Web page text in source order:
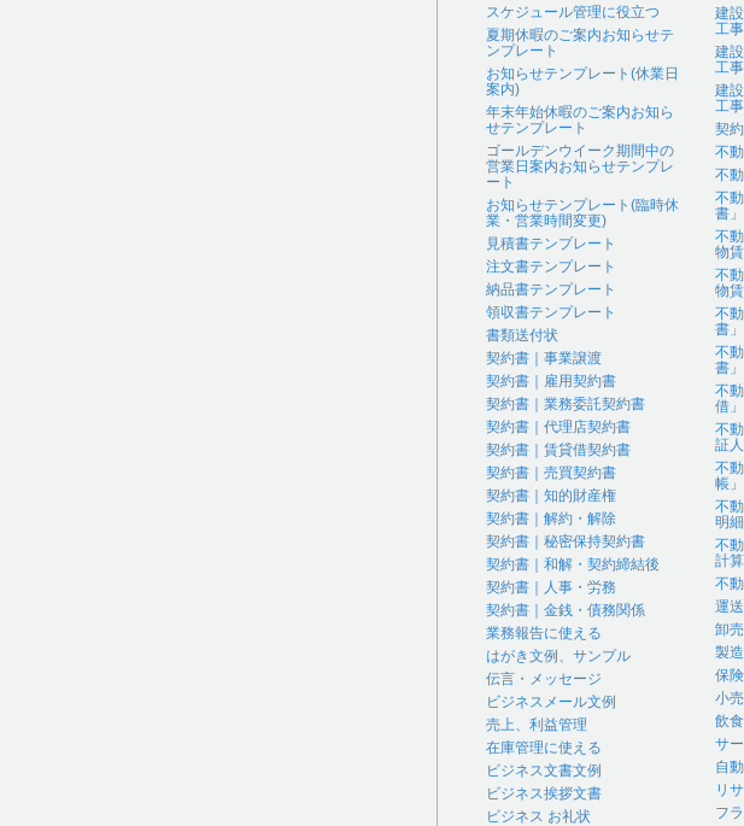
スケジュール管理に役立つ
夏期休暇のご案内お知らせテ
ンプレート
お知らせテンプレート(休業日
案内)
年末年始休暇のご案内お知ら
せテンプレート
ゴールデンウイーク期間中の
営業日案内お知らせテンプレ
ート
お知らせテンプレート(臨時休
業・営業時間変更)
見積書テンプレート
注文書テンプレート
納品書テンプレート
領収書テンプレート
書類送付状
契約書｜事業譲渡
契約書｜雇用契約書
契約書｜業務委託契約書
契約書｜代理店契約書
契約書｜賃貸借契約書
契約書｜売買契約書
契約書｜知的財産権
契約書｜解約・解除
契約書｜秘密保持契約書
契約書｜和解・契約締結後
契約書｜人事・労務
契約書｜金銭・債務関係
業務報告に使える
はがき文例、サンプル
伝言・メッセージ
ビジネスメール文例
売上、利益管理
在庫管理に使える
ビジネス文書文例
ビジネス挨拶文書
ビジネス お礼状
建
工
建
工
建
工
契
不
不
不
書」
不
物
不
物
不
書」
不
書」
不
借」
不
証人
不
帳」
不
明細
不
計算
不
運
卸
製
保
小
飲
サ
自
リ
フ